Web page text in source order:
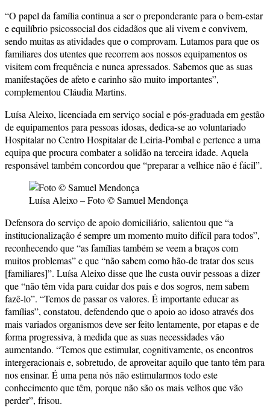
“O papel da família continua a ser o preponderante para o bem-estar
e equilíbrio psicossocial dos cidadãos que ali vivem e convivem,
sendo muitas as atividades que o comprovam. Lutamos para que os
familiares dos utentes que recorrem aos nossos equipamentos os
visitem com frequência e nunca apressados. Sabemos que as suas
manifestações de afeto e carinho são muito importantes”,
complementou Cláudia Martins.
Luísa Aleixo, licenciada em serviço social e pós-graduada em gestão
de equipamentos para pessoas idosas, dedica-se ao voluntariado
Hospitalar no Centro Hospitalar de Leiria-Pombal e pertence a uma
equipa que procura combater a solidão na terceira idade. Aquela
responsável também concordou que “preparar a velhice não é fácil”.
Luísa Aleixo – Foto © Samuel Mendonça
Defensora do serviço de apoio domiciliário, salientou que “a
institucionalização é sempre um momento muito difícil para todos”,
reconhecendo que “as famílias também se veem a braços com
muitos problemas” e que “não sabem como hão-de tratar dos seus
[familiares]”. Luísa Aleixo disse que lhe custa ouvir pessoas a dizer
que “não têm vida para cuidar dos pais e dos sogros, nem sabem
fazê-lo”. “Temos de passar os valores. É importante educar as
famílias”, constatou, defendendo que o apoio ao idoso através dos
mais variados organismos deve ser feito lentamente, por etapas e de
forma progressiva, à medida que as suas necessidades vão
aumentando. “Temos que estimular, cognitivamente, os encontros
intergeracionais e, sobretudo, de aproveitar aquilo que tanto têm para
nos ensinar. É uma pena nós não estimularmos todo este
conhecimento que têm, porque não são os mais velhos que vão
perder”, frisou.